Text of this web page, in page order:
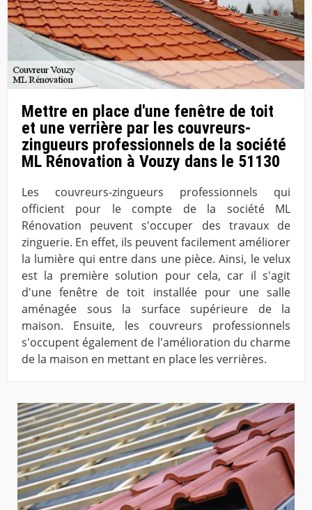
Mettre en place d'une fenêtre de toit
et une verrière par les couvreurs-
zingueurs professionnels de la société
ML Rénovation à Vouzy dans le 51130
Les couvreurs-zingueurs professionnels qui
officient pour le compte de la société ML
Rénovation peuvent s'occuper des travaux de
zinguerie. En effet, ils peuvent facilement améliorer
la lumière qui entre dans une pièce. Ainsi, le velux
est la première solution pour cela, car il s'agit
d'une fenêtre de toit installée pour une salle
aménagée sous la surface supérieure de la
maison. Ensuite, les couvreurs professionnels
s'occupent également de l'amélioration du charme
de la maison en mettant en place les verrières.